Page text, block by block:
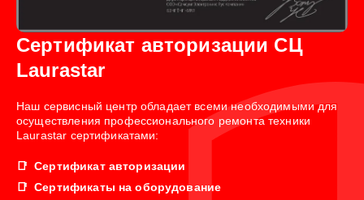
Сертификат авторизации СЦ
Laurastar
Наш сервисный центр обладает всеми необходимыми для
осуществления профессионального ремонта техники
Laurastar сертификатами:
Сертификат авторизации
Сертификаты на оборудование